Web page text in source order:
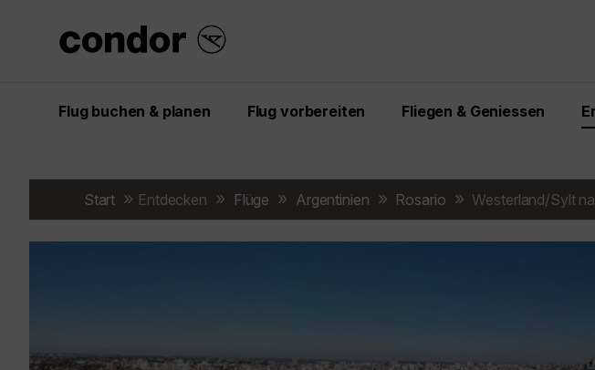
Flug buchen & planen Flug vorbereiten Fliegen & Geniessen
Start Entdecken Flüge Argentinien Rosario Westerland/Sylt